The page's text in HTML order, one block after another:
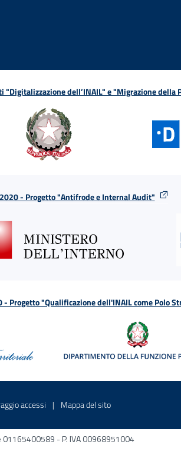
dell’INAIL" e "Migrazione della
- Progetto "Antifrode e Internal Audit"
Progetto "Qualificazione dell'INAIL come Polo
- Apre in una nuova finestra
accessi Sito interno - Apre in una nuova
Mappa del sitoSito interno - Apre
- P. IVA 00968951004